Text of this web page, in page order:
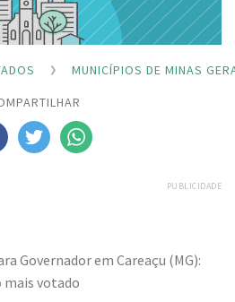
MUNICÍPIOS DE MINAS
PUBLICIDADE
Governador em Careaçu (MG):
mais votado